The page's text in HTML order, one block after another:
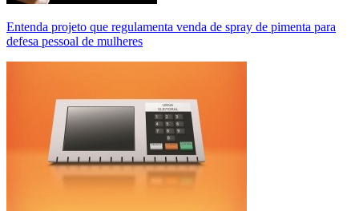
Entenda projeto que regulamenta venda de spray de pimenta para
defesa pessoal de mulheres